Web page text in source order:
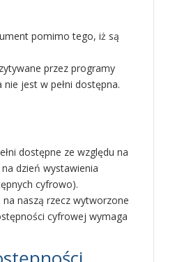
pomimo tego, iż są
przez programy
jest w pełni dostępna.
dostępne ze względu na
dzień wystawienia
cyfrowo).
naszą rzecz wytworzone
cyfrowej wymaga